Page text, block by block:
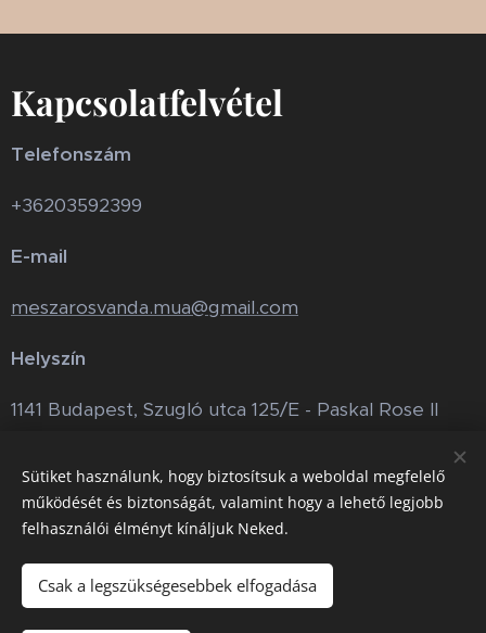
Kapcsolatfelvétel
Telefonszám
+36203592399
E-mail
meszarosvanda.mua@gmail.com
Helyszín
1141 Budapest, Szugló utca 125/E - Paskal Rose II
Instagram
Sütiket használunk, hogy biztosítsuk a weboldal megfelelő
működését és biztonságát, valamint hogy a lehető legjobb
felhasználói élményt kínáljuk Neked.
Csak a legszükségesebbek elfogadása